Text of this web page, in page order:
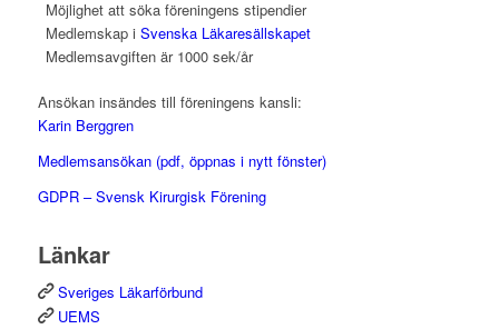
Möjlighet att söka föreningens stipendier
Medlemskap i Svenska Läkaresällskapet
Medlemsavgiften är 1000 sek/år
Ansökan insändes till föreningens kansli:
Karin Berggren
Medlemsansökan (pdf, öppnas i nytt fönster)
GDPR – Svensk Kirurgisk Förening
Länkar
Sveriges Läkarförbund
UEMS